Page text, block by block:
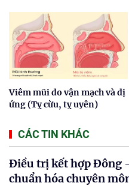
Viêm mũi do vận mạch và dị
ứng (Tỵ cừu, tỵ uyên)
CÁC TIN KHÁC
Điều trị kết hợp Đông
chuẩn hóa chuyên